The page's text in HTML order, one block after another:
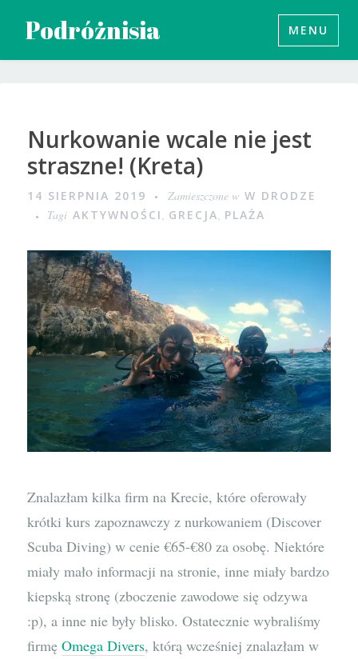
treści
Podróżnisia MENU
Nurkowanie wcale nie jest
straszne! (Kreta)
14 SIERPNIA 2019 Zamieszczone w W DRODZE
Tagi AKTYWNOŚCI, GRECJA, PLAŻA
Znalazłam kilka firm na Krecie, które oferowały
krótki kurs zapoznawczy z nurkowaniem (Discover
Scuba Diving) w cenie €65-€80 za osobę. Niektóre
miały mało informacji na stronie, inne miały bardzo
kiepską stronę (zboczenie zawodowe się odzywa
:p), a inne nie były blisko. Ostatecznie wybraliśmy
firmęOmega Divers, którą wcześniej znalazłam w